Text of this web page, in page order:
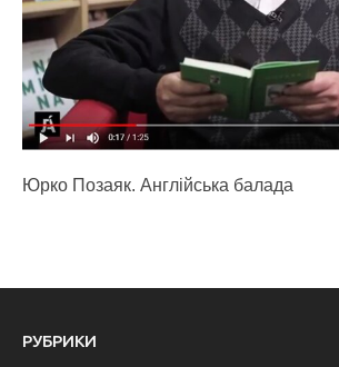
Юрко Позаяк. Англійська балада
РУБРИКИ